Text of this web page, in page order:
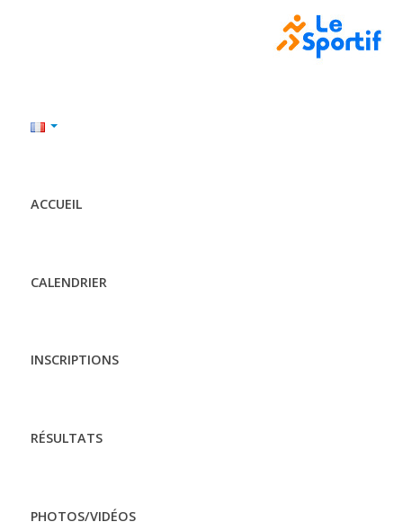
ACCUEIL
CALENDRIER
INSCRIPTIONS
RÉSULTATS
PHOTOS/VIDÉOS